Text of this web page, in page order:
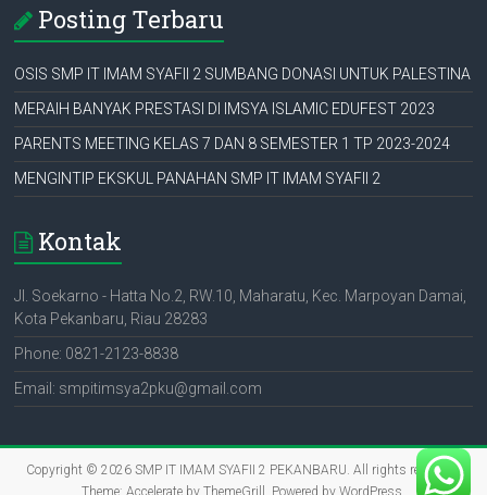
Posting Terbaru
OSIS SMP IT IMAM SYAFII 2 SUMBANG DONASI UNTUK PALESTINA
MERAIH BANYAK PRESTASI DI IMSYA ISLAMIC EDUFEST 2023
PARENTS MEETING KELAS 7 DAN 8 SEMESTER 1 TP 2023-2024
MENGINTIP EKSKUL PANAHAN SMP IT IMAM SYAFII 2
Kontak
Jl. Soekarno - Hatta No.2, RW.10, Maharatu, Kec. Marpoyan Damai,
Kota Pekanbaru, Riau 28283
Phone: 0821-2123-8838
Email: smpitimsya2pku@gmail.com
Copyright © 2026SMP IT IMAM SYAFII 2 PEKANBARU. All rights reserved.
Theme: Accelerateby ThemeGrill. Powered by WordPress